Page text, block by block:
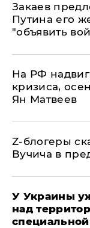
Закаев
Путина его
"объявить
На РФ
кризиса,
Ян Матвеев
Z-блогеры
Вучича в
У Украины
над